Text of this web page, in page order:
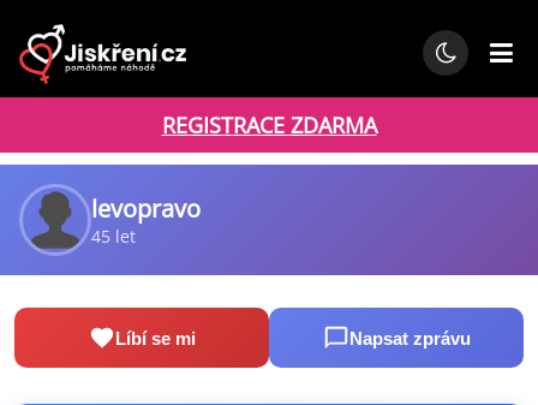
REGISTRACE ZDARMA
levopravo
45 let
Líbí se mi Napsat zprávu